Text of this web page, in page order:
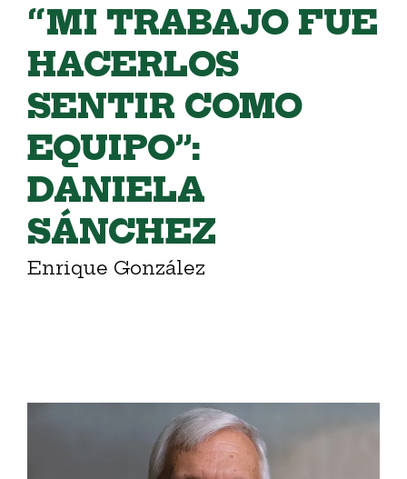
“MI TRABAJO FUE
HACERLOS
SENTIR COMO
EQUIPO”:
DANIELA
SÁNCHEZ
Enrique González